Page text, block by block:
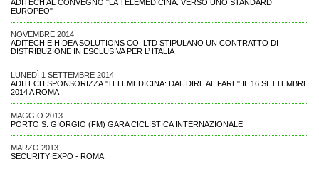
ADITECH AL CONVEGNO "LA TELEMEDICINA: VERSO UNO STANDARD
EUROPEO"
NOVEMBRE 2014
ADITECH E HIDEA SOLUTIONS CO. LTD STIPULANO UN CONTRATTO DI
DISTRIBUZIONE IN ESCLUSIVA PER L’ ITALIA
LUNEDÌ 1 SETTEMBRE 2014
ADITECH SPONSORIZZA "TELEMEDICINA: DAL DIRE AL FARE" IL 16 SETTEMBRE
2014 A ROMA
MAGGIO 2013
PORTO S. GIORGIO (FM) GARA CICLISTICA INTERNAZIONALE
MARZO 2013
SECURITY EXPO - ROMA